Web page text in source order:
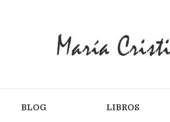
BLOG LIBROS